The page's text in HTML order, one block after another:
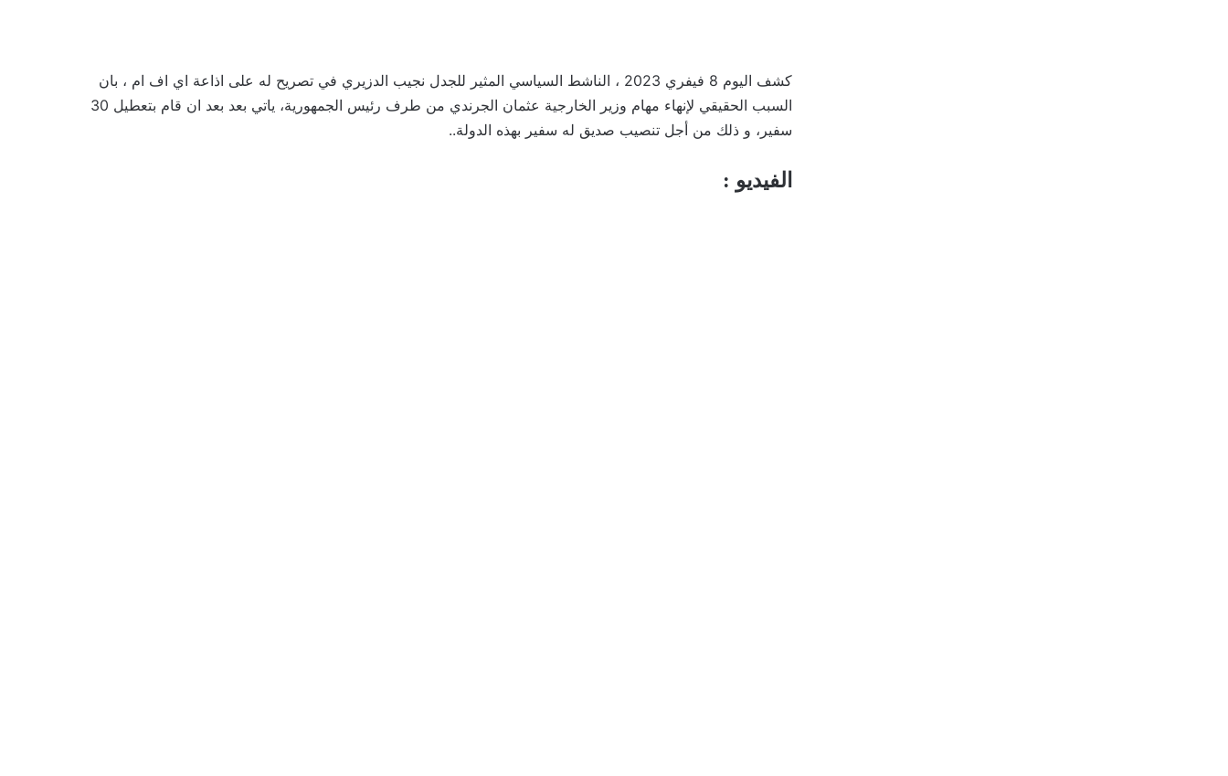
كشف اليوم 8 فيفري 2023 ، الناشط السياسي المثير للجدل نجيب الدزيري في تصريح له على اذاعة اي اف ام ، بان
السبب الحقيقي لإنهاء مهام وزير الخارجية عثمان الجرندي من طرف رئيس الجمهورية، ياتي بعد بعد ان قام بتعطيل 30
سفير، و ذلك من أجل تنصيب صديق له سفير بهذه الدولة..
الفيديو :